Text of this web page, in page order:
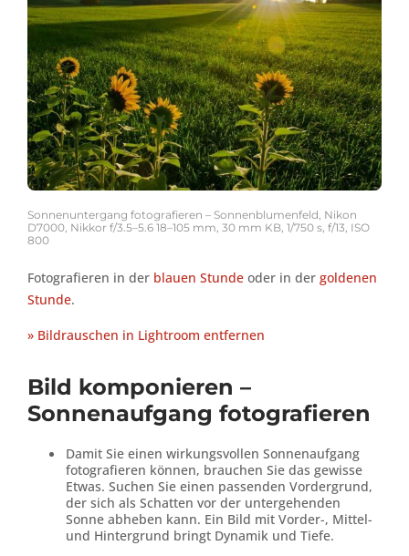
Sonnenuntergang fotografieren – Sonnenblumenfeld, Nikon
D7000, Nikkor f/3.5–5.6 18–105 mm, 30 mm KB, 1/750 s, f/13, ISO
800
Fotografieren in der blauen Stunde oder in der goldenen
Stunde.
» Bildrauschen in Lightroom entfernen
Bild komponieren –
Sonnenaufgang fotografieren
Damit Sie einen wirkungsvollen Sonnenaufgang
fotografieren können, brauchen Sie das gewisse
Etwas. Suchen Sie einen passenden Vordergrund,
der sich als Schatten vor der untergehenden
Sonne abheben kann. Ein Bild mit Vorder-, Mittel-
und Hintergrund bringt Dynamik und Tiefe.